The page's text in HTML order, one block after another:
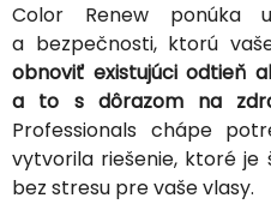
Color Renew ponúka
a bezpečnosti, ktorú
obnoviť existujúci odtieň
a to s dôrazom na
Professionals chápe
vytvorila riešenie, ktoré
bez stresu pre vaše vlasy.